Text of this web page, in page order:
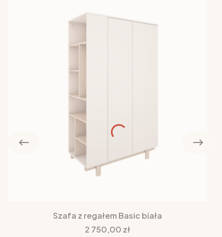
Szafa z regałem Basic biała
Cena
2 750,00 zł